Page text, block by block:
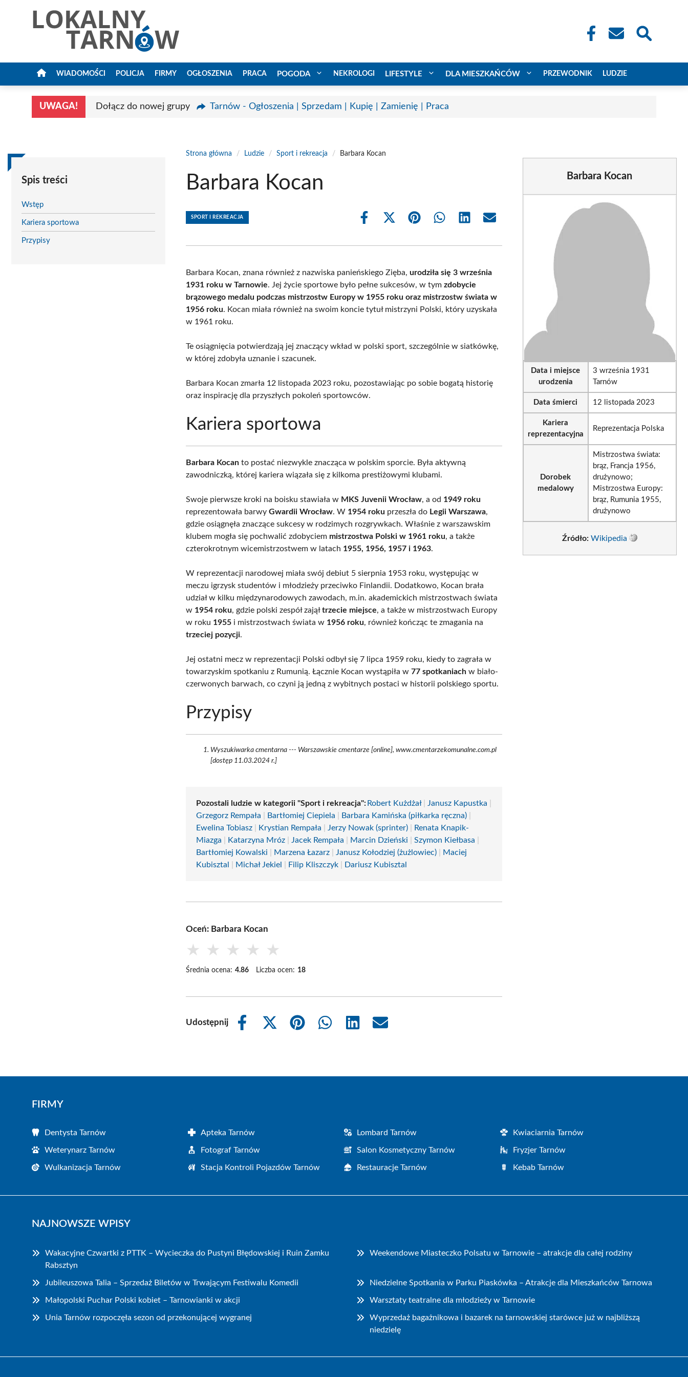
WIADOMOŚCI POLICJA FIRMY OGŁOSZENIA PRACA POGODA NEKROLOGI LIFESTYLE DLA MIESZKAŃCÓW PRZEWODNIK LUDZIE
UWAGA! Dołącz do nowej grupy Tarnów - Ogłoszenia | Sprzedam | Kupię | Zamienię | Praca
Spis treści
Wstęp
Kariera sportowa
Przypisy
Strona główna / Ludzie / Sport i rekreacja / Barbara Kocan
Barbara Kocan
SPORT I REKREACJA
Share
Share
(Twitter)
Share Share Share Share
Barbara Kocan, znana również z nazwiska panieńskiego Zięba,urodziła się 3 września
1931 roku w Tarnowie. Jej życie sportowe było pełne sukcesów, w tymzdobycie
brązowego medalu podczas mistrzostw Europy w 1955 roku oraz mistrzostw świata w
1956 roku. Kocan miała również na swoim koncie tytuł mistrzyni Polski, który uzyskała
w 1961 roku.
Te osiągnięcia potwierdzają jej znaczący wkład w polski sport, szczególnie w siatkówkę,
w której zdobyła uznanie i szacunek.
Barbara Kocan zmarła 12 listopada 2023 roku, pozostawiając po sobie bogatą historię
oraz inspirację dla przyszłych pokoleń sportowców.
Kariera sportowa
Barbara Kocan to postać niezwykle znacząca w polskim sporcie. Była aktywną
zawodniczką, której kariera wiązała się z kilkoma prestiżowymi klubami.
Swoje pierwsze kroki na boisku stawiała w MKS Juvenii Wrocław, a od 1949 roku
reprezentowała barwyGwardii Wrocław. W 1954 roku przeszła do Legii Warszawa,
gdzie osiągnęła znaczące sukcesy w rodzimych rozgrywkach. Właśnie z warszawskim
klubem mogła się pochwalić zdobyciem mistrzostwa Polski w 1961 roku, a także
czterokrotnym wicemistrzostwem w latach 1955, 1956, 1957 i 1963.
W reprezentacji narodowej miała swój debiut 5 sierpnia 1953 roku, występując w
meczu igrzysk studentów i młodzieży przeciwko Finlandii. Dodatkowo, Kocan brała
udział w kilku międzynarodowych zawodach, m.in. akademickich mistrzostwach świata
w 1954 roku, gdzie polski zespół zająłtrzecie miejsce, a także w mistrzostwach Europy
w roku 1955 i mistrzostwach świata w 1956 roku, również kończąc te zmagania na
trzeciej pozycji.
Jej ostatni mecz w reprezentacji Polski odbył się 7 lipca 1959 roku, kiedy to zagrała w
towarzyskim spotkaniu z Rumunią. Łącznie Kocan wystąpiła w77 spotkaniach w biało-
czerwonych barwach, co czyni ją jedną z wybitnych postaci w historii polskiego sportu.
Przypisy
Wyszukiwarka cmentarna --- Warszawskie cmentarze [online], www.cmentarzekomunalne.com.pl
[dostęp 11.03.2024 r.]
Pozostali ludzie w kategorii "Sport i rekreacja":Robert Kużdżał| Janusz Kapustka
Grzegorz Rempała
Bartłomiej Ciepiela Barbara Kamińska (piłkarka ręczna)
Ewelina Tobiasz
Krystian Rempała Jerzy Nowak (sprinter)
Renata Knapik-
Miazga
Katarzyna Mróz Jacek Rempała Marcin Dzieński |Szymon Kiełbasa
Bartłomiej Kowalski
Marzena Łazarz Janusz Kołodziej (żużlowiec)
Maciej
Kubisztal
Michał Jekiel Filip Kliszczyk Dariusz Kubisztal
Oceń: Barbara Kocan
★ ★ ★ ★ ★
Średnia ocena: 4.86 Liczba ocen: 18
Udostępnij
Share
Share
Share
Share
Share
Share
Barbara Kocan
Data i miejsce
urodzenia
3 września 1931
Tarnów
Data śmierci 12 listopada 2023
Kariera
reprezentacyjna
Reprezentacja Polska
Dorobek
medalowy
Mistrzostwa świata:
brąz, Francja 1956,
drużynowo;
Mistrzostwa Europy:
brąz, Rumunia 1955,
drużynowo
Źródło: Wikipedia
FIRMY
Dentysta Tarnów Apteka Tarnów Lombard Tarnów Kwiaciarnia Tarnów
Weterynarz Tarnów Fotograf Tarnów Salon Kosmetyczny Tarnów Fryzjer Tarnów
Wulkanizacja Tarnów Stacja Kontroli Pojazdów Tarnów Restauracje Tarnów Kebab Tarnów
NAJNOWSZE WPISY
Wakacyjne Czwartki z PTTK – Wycieczka do Pustyni Błędowskiej i Ruin Zamku
Rabsztyn
Weekendowe Miasteczko Polsatu w Tarnowie – atrakcje dla całej rodziny
Jubileuszowa Talia – Sprzedaż Biletów w Trwającym Festiwalu Komedii Niedzielne Spotkania w Parku Piaskówka – Atrakcje dla Mieszkańców Tarnowa
Małopolski Puchar Polski kobiet – Tarnowianki w akcji Warsztaty teatralne dla młodzieży w Tarnowie
Unia Tarnów rozpoczęła sezon od przekonującej wygranej
Wyprzedaż bagażnikowa i bazarek na tarnowskiej starówce już w najbliższą
niedzielę